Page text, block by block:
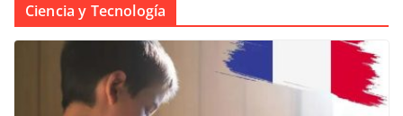
Ciencia y Tecnología